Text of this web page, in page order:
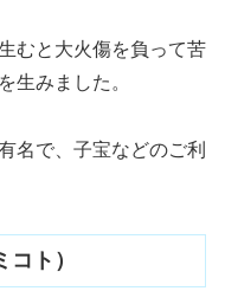
むと大火傷を負って苦
生みました。
名で、子宝などのご利
ト）